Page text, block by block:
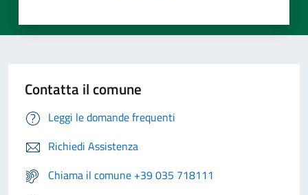
Contatta il comune
Leggi le domande frequenti
Richiedi Assistenza
Chiama il comune +39 035 718111